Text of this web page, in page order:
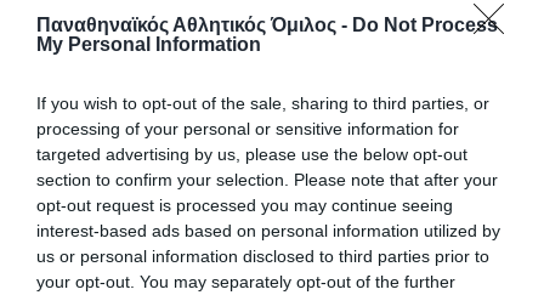
Παναθηναϊκός Αθλητικός Όμιλος - Do Not Process
My Personal Information
If you wish to opt-out of the sale, sharing to third parties, or
processing of your personal or sensitive information for
targeted advertising by us, please use the below opt-out
section to confirm your selection. Please note that after your
opt-out request is processed you may continue seeing
interest-based ads based on personal information utilized by
us or personal information disclosed to third parties prior to
your opt-out. You may separately opt-out of the further
Τρεις φορές πρώτοι σκόρερ στην
διοργάνωση!
Οι θρυλικοί Φέρεντς Πούσκας και Αντώνης Αντωνιάδης
που οδήγησαν τον Panathinaikos στην κορυφαία στιγμή
Ελληνικού Συλλόγου στο εξωτερικό, έχουν ακόμα τα
ονόματα τους ανεξίτηλα στους πρώτους σκόρερ του
Κυπέλλου Πρωταθλητριών και μετέπειτα Τσάμπιονς Λιγκ.